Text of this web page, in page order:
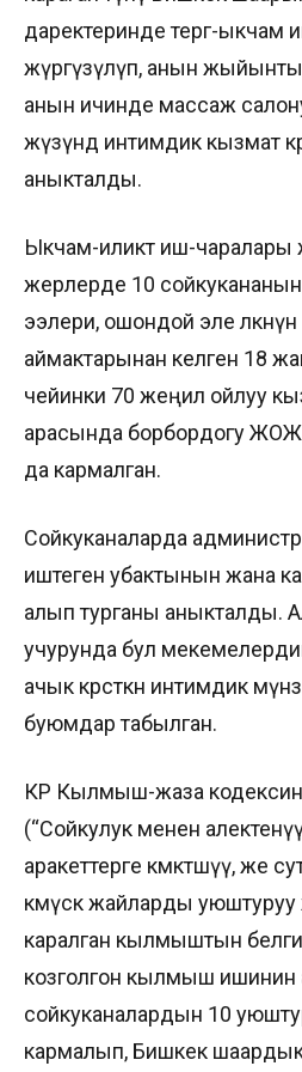
даректеринде тергөө-ыкчам
жүргүзүлүп, анын
анын ичинде массаж
жүзүндө интимдик кызмат
аныкталды.
Ыкчам-иликтөө иш-
жерлерде 10
ээлери, ошондой эле
аймактарынан келген 18
чейинки 70 жеңил ойлуу
арасында борбордогу
да кармалган.
Сойкуканаларда
иштеген убактынын жана
алып турганы аныкталды.
учурунда бул
ачык көрсөткөн интимдик
буюмдар табылган.
КР Кылмыш-жаза
(“Сойкулук менен
аракеттерге көмөктөшүү, же
көмүскө жайларды
каралган кылмыштын
козголгон кылмыш ишинин
сойкуканалардын 10
кармалып, Бишкек